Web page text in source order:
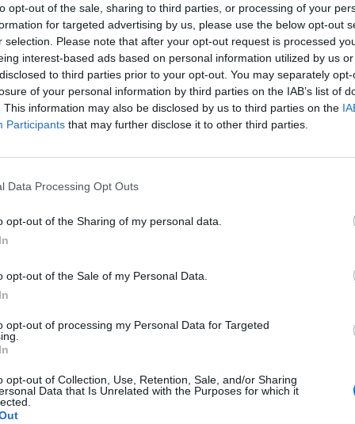
opt-out of the sale, sharing to third parties, or processing of your
for targeted advertising by us, please use the below opt-out
selection. Please note that after your opt-out request is processed
interest-based ads based on personal information utilized by us
to third parties prior to your opt-out. You may separately
of your personal information by third parties on the IAB’s list of
This information may also be disclosed by us to third parties on the
Participants that may further disclose it to other third parties.
Data Processing Opt Outs
opt-out of the Sharing of my personal data.
opt-out of the Sale of my Personal Data.
opt-out of processing my Personal Data for Targeted
opt-out of Collection, Use, Retention, Sale, and/or Sharing
Data that Is Unrelated with the Purposes for which it
eddigi legnagyobb humanitárius segélyprogramját
menekültek számára - jelentette be Hrisztosz
(EB) humanitárius segítségnyújtásért és
az Ömer Celik török uniós ügyi miniszterrel
és jelentkezés Sztilianidesz kifejtette: a 348 millió eurós
portfolio.hu hírarchívumához tartozik, melynek olvasása
tartalmazza:
cikkarchívum